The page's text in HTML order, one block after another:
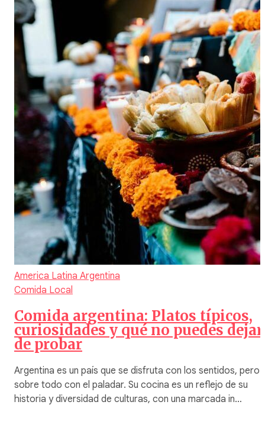
America Latina Argentina
Comida Local
Comida argentina: Platos típicos,
curiosidades y qué no puedes dejar
de probar
Argentina es un país que se disfruta con los sentidos, pero
sobre todo con el paladar. Su cocina es un reflejo de su
historia y diversidad de culturas, con una marcada in…